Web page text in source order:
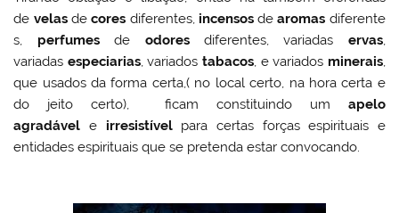
de velasdecores diferentes, incensosdearomas diferente
s, perfumesde odoresdiferentes, variadas ervas,
variadas especiarias, variadostabacos, e variados minerais,
que usados da forma certa,( no local certo, na hora certa e
do jeito certo), ficam constituindo um apelo
agradável e irresistívelpara certas forças espirituais e
entidades espirituais que se pretenda estar convocando.